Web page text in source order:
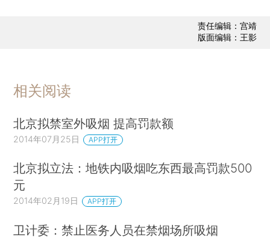
责任编辑：宫靖
版面编辑：王影
相关阅读
北京拟禁室外吸烟 提高罚款额
2014年07月25日 APP打开
北京拟立法：地铁内吸烟吃东西最高罚款500
元
2014年02月19日 APP打开
卫计委：禁止医务人员在禁烟场所吸烟